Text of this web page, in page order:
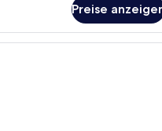
Preise
Ein Hotelzimmer mit